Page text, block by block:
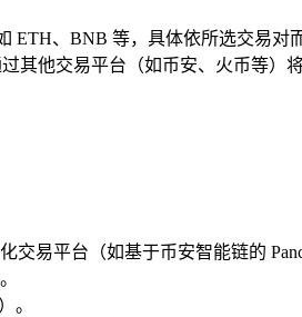
、BNB 等，具体依所选交易对
其他交易平台（如币安、火币等）
易平台（如基于币安智能链的
。